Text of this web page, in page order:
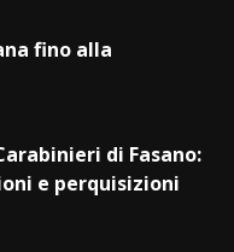
fino alla
di Fasano:
e perquisizioni